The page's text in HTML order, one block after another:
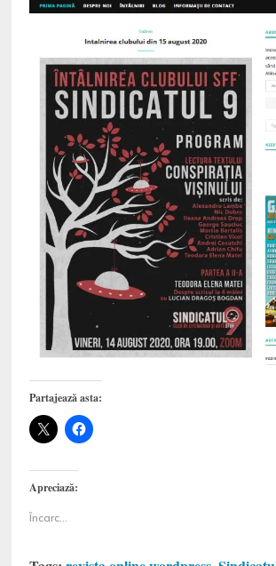
Partajează asta:
Apreciază:
Încarc...